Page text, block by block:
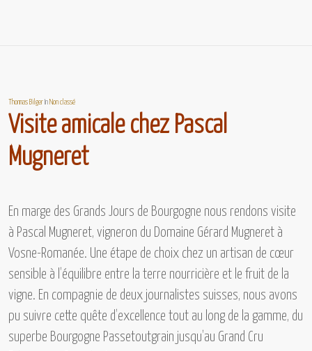
Thomas Bilger InNon classé
Visite amicale chez Pascal
Mugneret
En marge des Grands Jours de Bourgogne nous rendons visite
à Pascal Mugneret, vigneron du Domaine Gérard Mugneret à
Vosne-Romanée. Une étape de choix chez un artisan de cœur
sensible à l’équilibre entre la terre nourricière et le fruit de la
vigne. En compagnie de deux journalistes suisses, nous avons
pu suivre cette quête d’excellence tout au long de la gamme, du
superbe Bourgogne Passetoutgrain jusqu’au Grand Cru